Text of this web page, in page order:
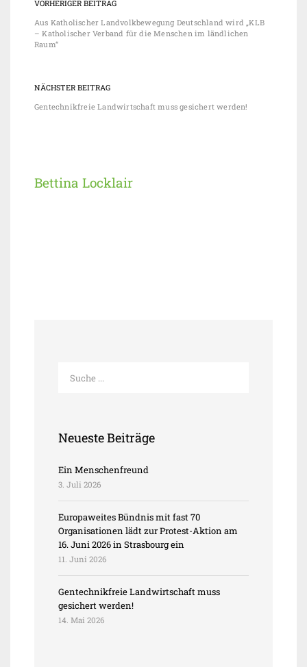
VORHERIGER BEITRAG
Aus Katholischer Landvolkbewegung Deutschland wird „KLB
– Katholischer Verband für die Menschen im ländlichen
Raum“
NÄCHSTER BEITRAG
Gentechnikfreie Landwirtschaft muss gesichert werden!
Bettina Locklair
Neueste Beiträge
Ein Menschenfreund
3. Juli 2026
Europaweites Bündnis mit fast 70
Organisationen lädt zur Protest-Aktion am
16. Juni 2026 in Strasbourg ein
11. Juni 2026
Gentechnikfreie Landwirtschaft muss
gesichert werden!
14. Mai 2026